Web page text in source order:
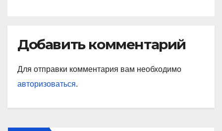
Добавить комментарий
Для отправки комментария вам необходимо
авторизоваться.